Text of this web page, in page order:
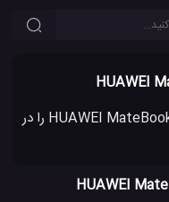
جدیدترین ویدیو کلیپ ها و مطالب HUAWEI MateBook 13 را در